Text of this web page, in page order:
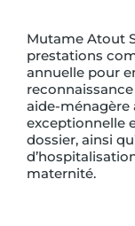
Mutame Atout
prestations
annuelle pour
aide-ménagère
exceptionnelle
dossier, ainsi
maternité.